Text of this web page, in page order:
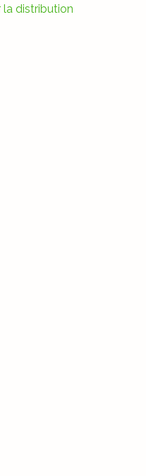
la distribution